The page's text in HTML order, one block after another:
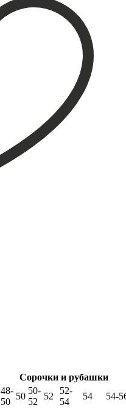
Сорочки и рубашки
48-
50
50
50-
52
52
52-
54
54
54-